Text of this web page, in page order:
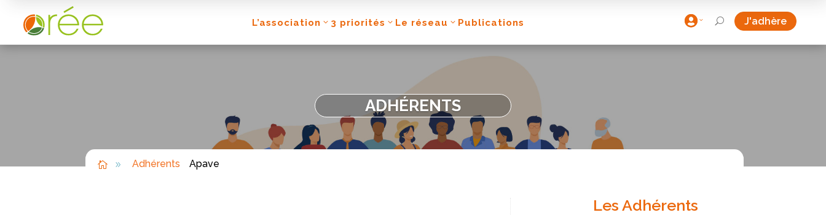
L’association 3 priorités Le réseau Publications  U J'adhère
ADHÉRENTS
 9 Adhérents Apave
Les Adhérents